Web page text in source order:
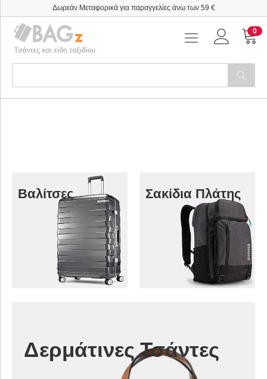
Δωρεάν Μεταφορικά για παραγγελίες άνω των 59 €
0
Βαλίτσες Σακίδια Πλάτης
Δερμάτινες Τσάντες